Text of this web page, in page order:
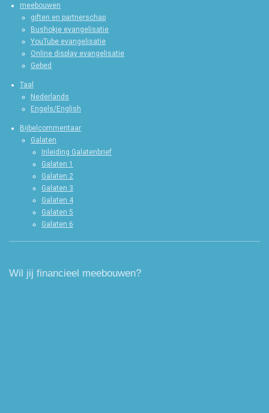
meebouwen
giften en partnerschap
Bushokje evangelisatie
YouTube evangelisatie
Online display evangelisatie
Gebed
Taal
Nederlands
Engels/English
Bijbelcommentaar
Galaten
Inleiding Galatenbrief
Galaten 1
Galaten 2
Galaten 3
Galaten 4
Galaten 5
Galaten 6
Wil jij financieel meebouwen?